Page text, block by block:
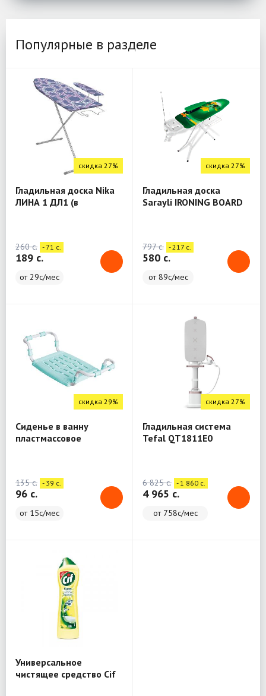
Популярные в разделе
скидка 27%
Гладильная доска Nika
ЛИНА 1 ДЛ1 (в
260 c. - 71 c.
189 c.
от 29с/мес
скидка 27%
Гладильная доска
Sarayli IRONING BOARD
797 c. - 217 c.
580 c.
от 89с/мес
скидка 29%
Сиденье в ванну
пластмассовое
135 c. - 39 c.
96 c.
от 15с/мес
скидка 27%
Гладильная система
Tefal QT1811E0
6 825 c. - 1 860 c.
4 965 c.
от 758с/мес
Универсальное
чистящее средство Cif